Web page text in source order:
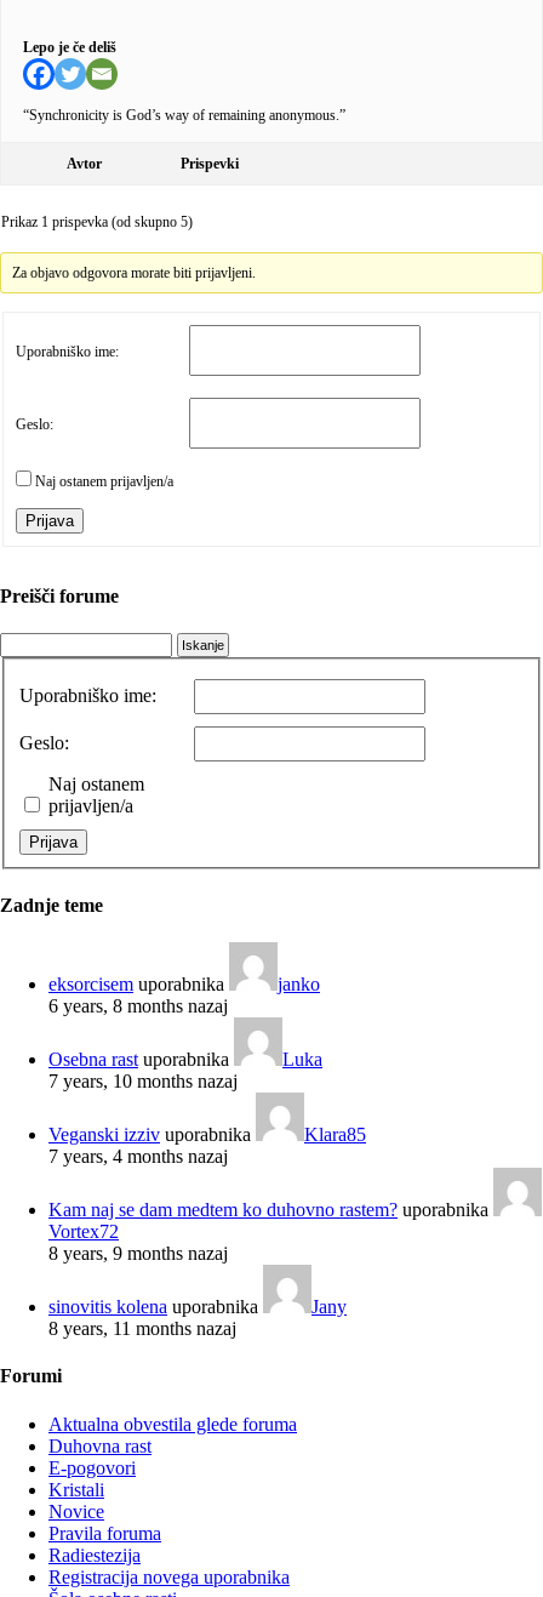
Lepo je če deliš
“Synchronicity is God’s way of remaining anonymous.”
Avtor Prispevki
Prikaz 1 prispevka (od skupno 5)
Za objavo odgovora morate biti prijavljeni.
Uporabniško ime:
Geslo:
Naj ostanem prijavljen/a
Prijava
Preišči forume
Uporabniško ime:
Geslo:
Naj ostanem
prijavljen/a
Prijava
Zadnje teme
eksorcisem uporabnika
janko
6 years, 8 months nazaj
Osebna rast uporabnika
Luka
7 years, 10 months nazaj
Veganski izziv uporabnika
Klara85
7 years, 4 months nazaj
Kam naj se dam medtem ko duhovno rastem? uporabnika
Vortex72
8 years, 9 months nazaj
sinovitis kolena uporabnika
Jany
8 years, 11 months nazaj
Forumi
Aktualna obvestila glede foruma
Duhovna rast
E-pogovori
Kristali
Novice
Pravila foruma
Radiestezija
Registracija novega uporabnika